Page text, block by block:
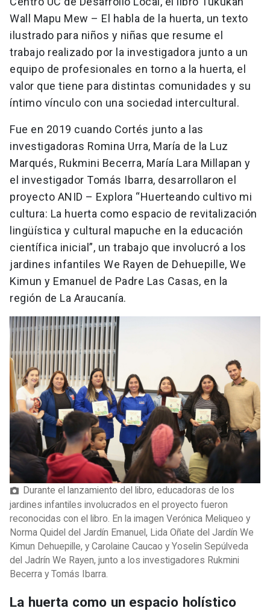
Wall Mapu Mew – El habla de la huerta, un texto
ilustrado para niños y niñas que resume el
trabajo realizado por la investigadora junto a un
equipo de profesionales en torno a la huerta, el
valor que tiene para distintas comunidades y su
íntimo vínculo con una sociedad intercultural.
Fue en 2019 cuando Cortés junto a las
investigadoras Romina Urra, María de la Luz
Marqués, Rukmini Becerra, María Lara Millapan y
el investigador Tomás Ibarra, desarrollaron el
proyecto ANID – Explora “Huerteando cultivo mi
cultura: La huerta como espacio de revitalización
lingüística y cultural mapuche en la educación
científica inicial”, un trabajo que involucró a los
jardines infantiles We Rayen de Dehuepille, We
Kimun y Emanuel de Padre Las Casas, en la
región de La Araucanía.
Durante el lanzamiento del libro, educadoras de los
jardines infantiles involucrados en el proyecto fueron
reconocidas con el libro. En la imagen Verónica Meliqueo y
Norma Quidel del Jardín Emanuel, Lida Oñate del Jardín We
Kimun Dehuepille, y Carolaine Caucao y Yoselin Sepúlveda
del Jadrín We Rayen, junto a los investigadores Rukmini
Becerra y Tomás Ibarra.
La huerta como un espacio holístico